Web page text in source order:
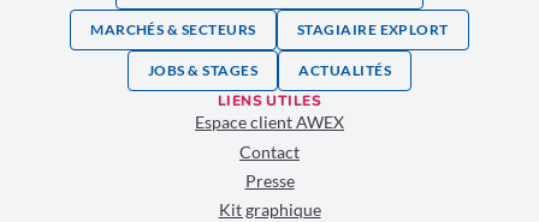
MARCHÉS & SECTEURS STAGIAIRE EXPLORT
JOBS & STAGES ACTUALITÉS
LIENS UTILES
Espace client AWEX
Contact
Presse
Kit graphique